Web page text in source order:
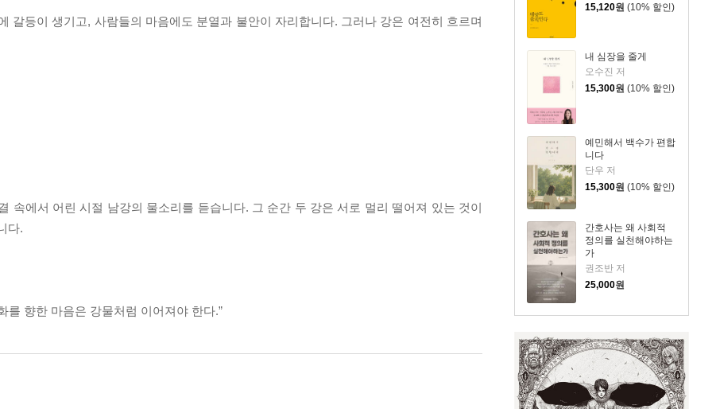
15,120원 (10% 할인)
내 심장을 줄게
오수진 저
15,300원 (10% 할인)
예민해서 백수가 편합
니다
단우 저
15,300원 (10% 할인)
간호사는 왜 사회적
정의를 실천해야하는
가
권조반 저
25,000원
갈등이 생기고, 사람들의 마음에도 분열과 불안이 자리합니다. 그러나 강은 여전히 흐르며
속에서 어린 시절 남강의 물소리를 듣습니다. 그 순간 두 강은 서로 멀리 떨어져 있는 것이
다.
를 향한 마음은 강물처럼 이어져야 한다.”